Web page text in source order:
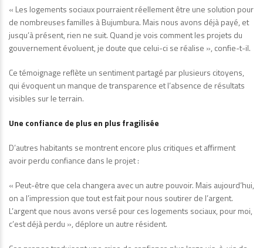
« Les logements sociaux pourraient réellement être une solution pour
de nombreuses familles à Bujumbura. Mais nous avons déjà payé, et
jusqu’à présent, rien ne suit. Quand je vois comment les projets du
gouvernement évoluent, je doute que celui-ci se réalise », confie-t-il.
Ce témoignage reflète un sentiment partagé par plusieurs citoyens,
qui évoquent un manque de transparence et l’absence de résultats
visibles sur le terrain.
Une confiance de plus en plus fragilisée
D’autres habitants se montrent encore plus critiques et affirment
avoir perdu confiance dans le projet :
« Peut-être que cela changera avec un autre pouvoir. Mais aujourd’hui,
on a l’impression que tout est fait pour nous soutirer de l’argent.
L’argent que nous avons versé pour ces logements sociaux, pour moi,
c’est déjà perdu », déplore un autre résident.